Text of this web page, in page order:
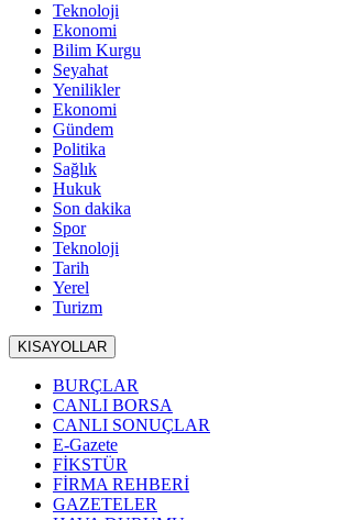
Teknoloji
Ekonomi
Bilim Kurgu
Seyahat
Yenilikler
Ekonomi
Gündem
Politika
Sağlık
Hukuk
Son dakika
Spor
Teknoloji
Tarih
Yerel
Turizm
KISAYOLLAR
BURÇLAR
CANLI BORSA
CANLI SONUÇLAR
E-Gazete
FİKSTÜR
FİRMA REHBERİ
GAZETELER